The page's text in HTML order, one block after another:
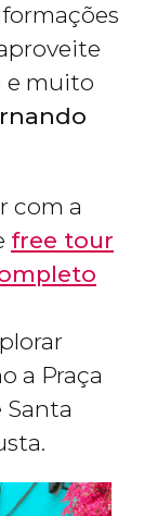
e muito
com a
free tour
a Praça
Santa